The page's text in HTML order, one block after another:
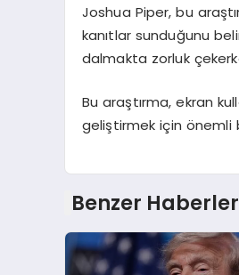
Joshua Piper, bu
kanıtlar sunduğunu
dalmakta zorluk
Bu araştırma, ekran
geliştirmek için önemli
Benzer Haberler